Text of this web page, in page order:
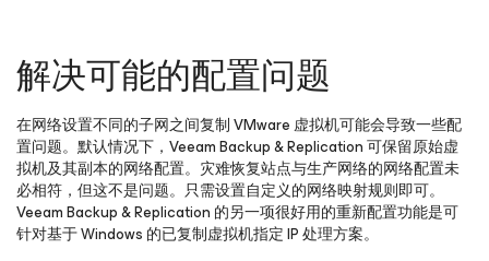
解决可能的配置问题
在网络设置不同的子网之间复制 VMware 虚拟机可能会导致一些配
置问题。默认情况下，Veeam Backup & Replication 可保留原始虚
拟机及其副本的网络配置。灾难恢复站点与生产网络的网络配置未
必相符，但这不是问题。只需设置自定义的网络映射规则即可。
Veeam Backup & Replication 的另一项很好用的重新配置功能是可
针对基于 Windows 的已复制虚拟机指定 IP 处理方案。